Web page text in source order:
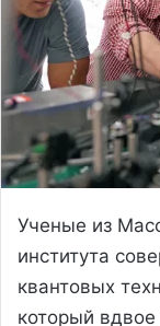
Ученые из
института
квантовых
который